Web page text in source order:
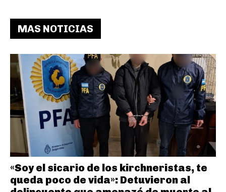
MAS NOTICIAS
«Soy el sicario de los kirchneristas, te
queda poco de vida»: Detuvieron al